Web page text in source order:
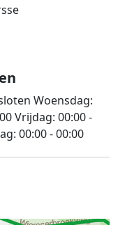
Woensdag:
Vrijdag: 00:00 -
00:00 - 00:00